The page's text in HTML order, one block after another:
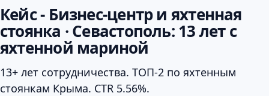
Кейс - Бизнес-центр и яхтенная
стоянка · Севастополь: 13 лет с
яхтенной мариной
13+ лет сотрудничества. ТОП-2 по яхтенным
стоянкам Крыма. CTR 5.56%.